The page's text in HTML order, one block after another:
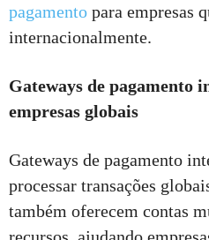
pagamento para empresas
internacionalmente.
Gateways de pagamento
empresas globais
Gateways de pagamento
processar transações
também oferecem contas